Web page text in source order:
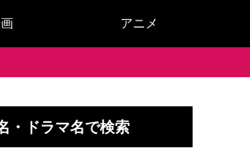
アニメ
・ドラマ名で検索